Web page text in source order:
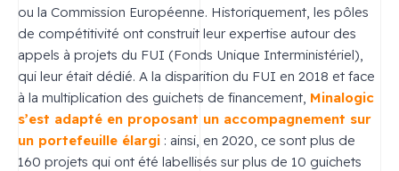
ou la Commission Européenne. Historiquement, les pôles
de compétitivité ont construit leur expertise autour des
appels à projets du FUI (Fonds Unique Interministériel),
qui leur était dédié. A la disparition du FUI en 2018 et face
à la multiplication des guichets de financement, Minalogic
s’est adapté en proposant un accompagnement sur
un portefeuille élargi : ainsi, en 2020, ce sont plus de
160 projets qui ont été labellisés sur plus de 10 guichets